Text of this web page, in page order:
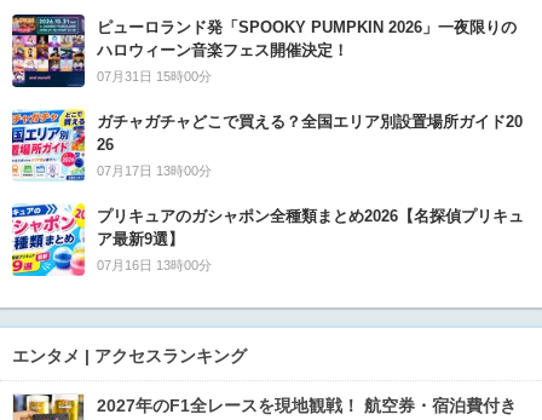
ピューロランド発「SPOOKY PUMPKIN 2026」一夜限りの
ハロウィーン音楽フェス開催決定！
07月31日 15時00分
ガチャガチャどこで買える？全国エリア別設置場所ガイド20
26
07月17日 13時00分
プリキュアのガシャポン全種類まとめ2026【名探偵プリキュ
ア最新9選】
07月16日 13時00分
エンタメ | アクセスランキング
2027年のF1全レースを現地観戦！ 航空券・宿泊費付き